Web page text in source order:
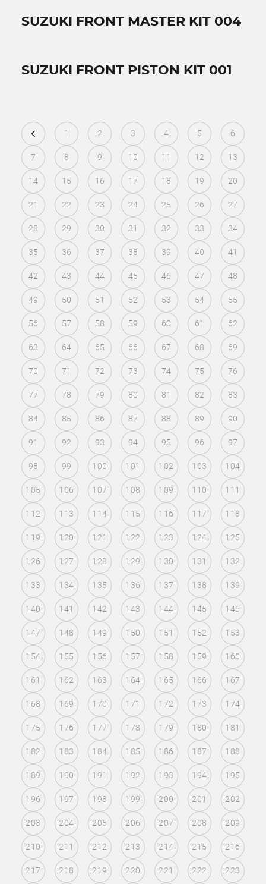
SUZUKI FRONT MASTER KIT 004
SUZUKI FRONT PISTON KIT 001
1 2 3 4 5 6
7 8 9 10 11 12 13
14 15 16 17 18 19 20
21 22 23 24 25 26 27
28 29 30 31 32 33 34
35 36 37 38 39 40 41
42 43 44 45 46 47 48
49 50 51 52 53 54 55
56 57 58 59 60 61 62
63 64 65 66 67 68 69
70 71 72 73 74 75 76
77 78 79 80 81 82 83
84 85 86 87 88 89 90
91 92 93 94 95 96 97
98 99 100 101 102 103 104
105 106 107 108 109 110 111
112 113 114 115 116 117 118
119 120 121 122 123 124 125
126 127 128 129 130 131 132
133 134 135 136 137 138 139
140 141 142 143 144 145 146
147 148 149 150 151 152 153
154 155 156 157 158 159 160
161 162 163 164 165 166 167
168 169 170 171 172 173 174
175 176 177 178 179 180 181
182 183 184 185 186 187 188
189 190 191 192 193 194 195
196 197 198 199 200 201 202
203 204 205 206 207 208 209
210 211 212 213 214 215 216
217 218 219 220 221 222 223